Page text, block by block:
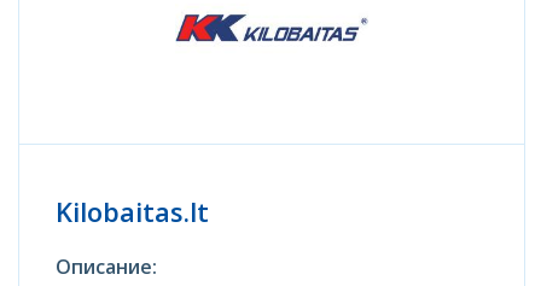
Kilobaitas.lt
Описание: